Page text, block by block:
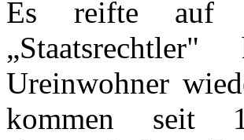
Es reifte auf
Ureinwohner
kommen seit